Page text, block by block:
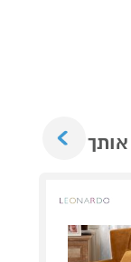
אותך